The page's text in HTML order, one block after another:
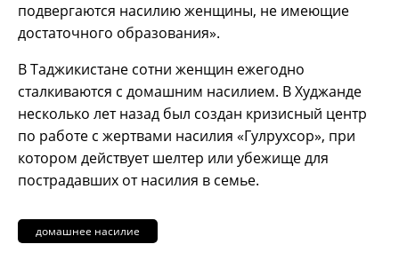
подвергаются насилию женщины, не имеющие
достаточного образования».
В Таджикистане сотни женщин ежегодно
сталкиваются с домашним насилием. В Худжанде
несколько лет назад был создан кризисный центр
по работе с жертвами насилия «Гулрухсор», при
котором действует шелтер или убежище для
пострадавших от насилия в семье.
домашнее насилие